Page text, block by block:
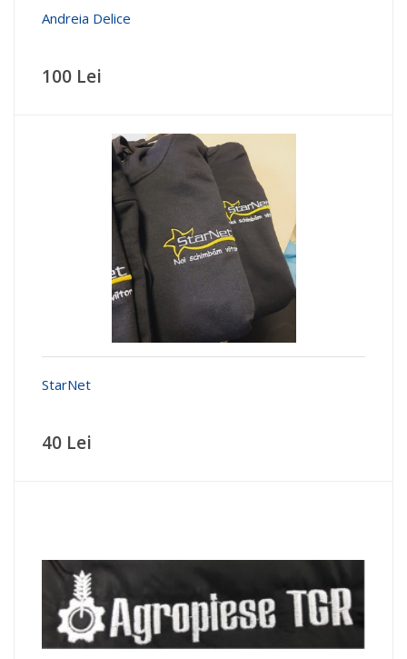
Andreia Delice
100 Lei
StarNet
40 Lei